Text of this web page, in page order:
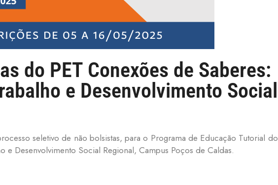
do PET Conexões de Saberes:
e Desenvolvimento Social
seletivo de não bolsistas, para o Programa de Educação Tutorial
e Desenvolvimento Social Regional, Campus Poços de Caldas.